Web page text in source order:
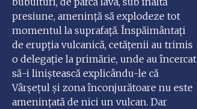
presiune, amenință să explodeze tot
momentul la suprafață. Înspăimântați
de erupția vulcanică, cetățenii au trimis
o delegație la primărie, unde au încercat
să-i liniștească explicându-le că
Vârșețul și zona înconjurătoare nu este
amenințată de nici un vulcan. Dar